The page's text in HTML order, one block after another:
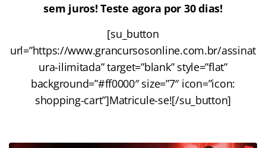
sem juros! Teste agora por 30 dias!
[su_button
url=”https://www.grancursosonline.com.br/assinat
ura-ilimitada” target=”blank” style=”flat”
background=”#ff0000″ size=”7″ icon=”icon:
shopping-cart”]Matricule-se![/su_button]